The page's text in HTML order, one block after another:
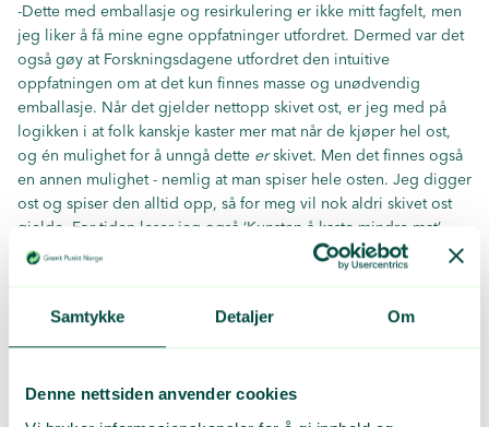
Samtykke Detaljer Om
Denne nettsiden anvender cookies
-Dette med emballasje og resirkulering er ikke mitt fagfelt, men
jeg liker å få mine egne oppfatninger utfordret. Dermed var det
også gøy at Forskningsdagene utfordret den intuitive
oppfatningen om at det kun finnes masse og unødvendig
emballasje. Når det gjelder nettopp skivet ost, er jeg med på
logikken i at folk kanskje kaster mer mat når de kjøper hel ost,
og én mulighet for å unngå dette erskivet. Men det finnes også
en annen mulighet - nemlig at man spiser hele osten. Jeg digger
ost og spiser den alltid opp, så for meg vil nok aldri skivet ost
gjelde. For tiden leser jeg også ‘Kunsten å kaste mindre mat’
som blant annet forteller hva jeg kan gjøre med poteter som blir
til overs og hva jeg må passe på. Den gir deg informasjon om
som bidrar til mindre kasting av mat
Wahl legger også trykk på hva man kan gjøre med den